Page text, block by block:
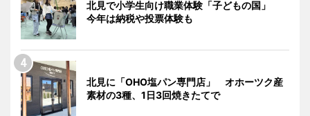
北見で小学生向け職業体験「子どもの国」
今年は納税や投票体験も
北見に「OHO塩パン専門店」 オホーツク産
素材の3種、1日3回焼きたてで